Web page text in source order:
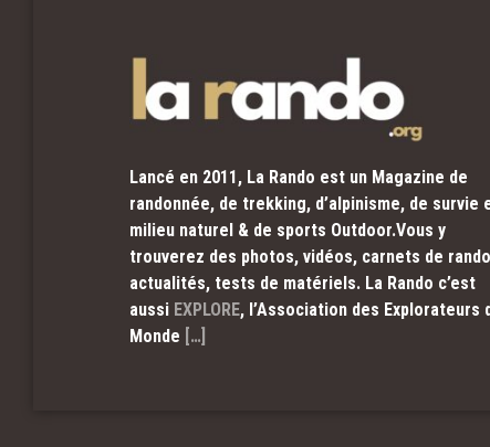
Lancé en 2011, La Rando est un Magazine de
randonnée, de trekking, d’alpinisme, de survie
milieu naturel & de sports Outdoor.Vous y
trouverez des photos, vidéos, carnets de
actualités, tests de matériels. La Rando c’est
aussi EXPLORE, l’Association des Explorateurs
Monde […]